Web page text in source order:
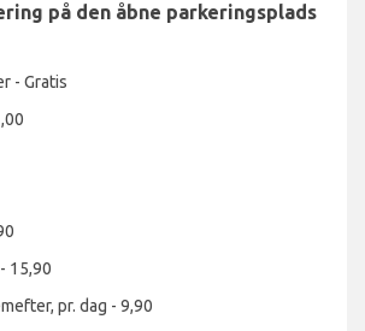
på den åbne parkeringsplads
- Gratis
15,90
pr. dag - 9,90